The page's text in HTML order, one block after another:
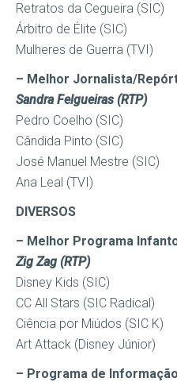
Retratos da Cegueira (SIC)
Árbitro de Élite (SIC)
Mulheres de Guerra (TVI)
– Melhor Jornalista/
Sandra Felgueiras (RTP)
Pedro Coelho (SIC)
Cândida Pinto (SIC)
José Manuel Mestre (SIC)
Ana Leal (TVI)
DIVERSOS
– Melhor Programa
Zig Zag (RTP)
Disney Kids (SIC)
CC All Stars (SIC Radical)
Ciência por Miúdos (SIC K)
Art Attack (Disney Júnior)
– Programa de